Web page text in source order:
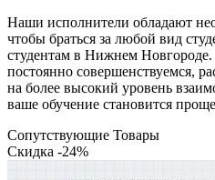
Наши исполнители обладают
чтобы браться за любой вид
студентам в Нижнем
постоянно совершенствуемся,
на более высокий уровень
ваше обучение становится
Сопутствующие Товары
Скидка -24%